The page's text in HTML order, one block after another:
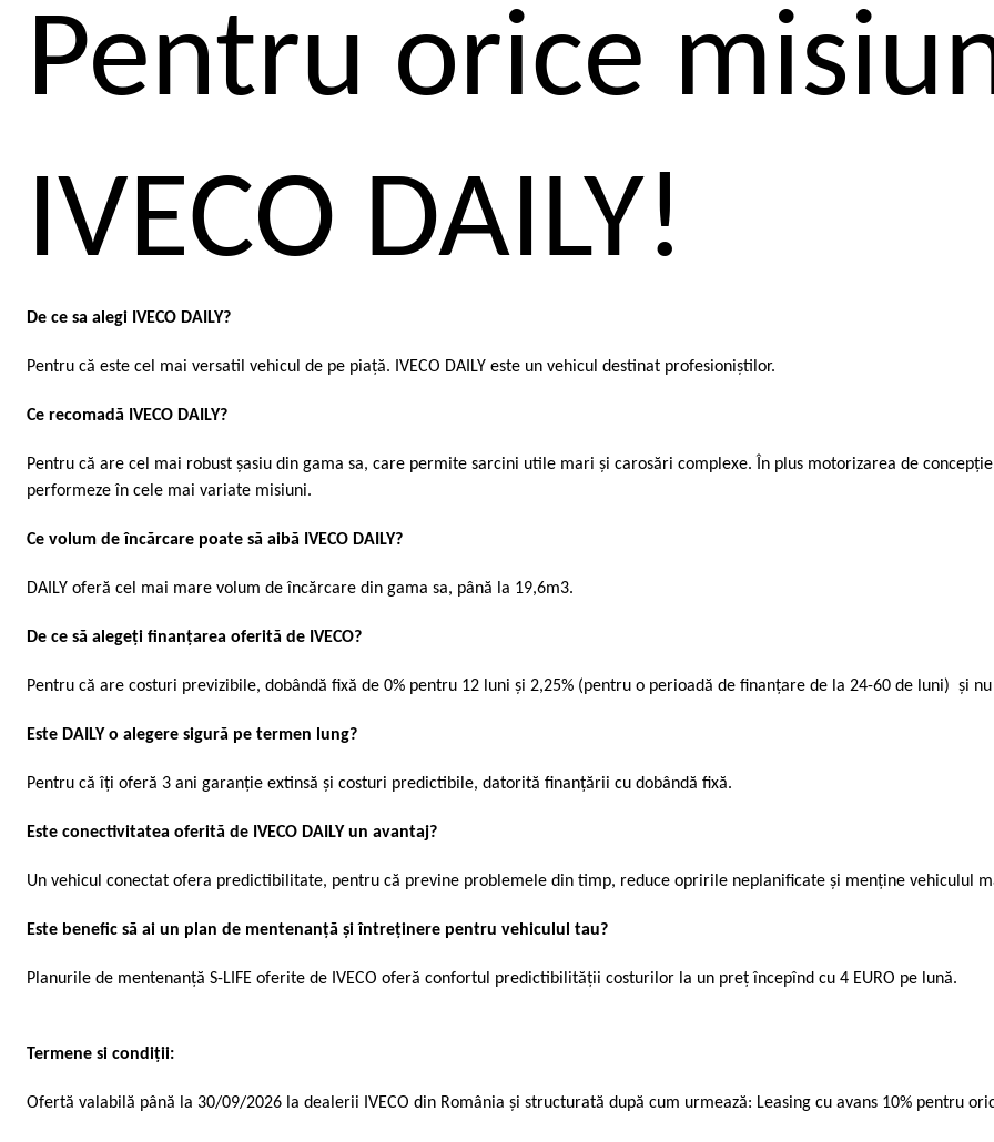
Pentru orice
IVECO DAILY!
De ce sa alegi IVECO DAILY?
Pentru că este cel mai versatil vehicul de pe piață. IVECO DAILY este un vehicul destinat profesioniștilor.
Ce recomadă IVECO DAILY?
Pentru că are cel mai robust șasiu din gama sa, care permite sarcini utile mari și carosări complexe. În plus motorizarea de
performeze în cele mai variate misiuni.
Ce volum de încărcare poate să aibă IVECO DAILY?
DAILY oferă cel mai mare volum de încărcare din gama sa, până la 19,6m3.
De ce să alegeți finanțarea oferită de IVECO?
Pentru că are costuri previzibile, dobândă fixă de 0% pentru 12 luni și 2,25% (pentru o perioadă de finanțare de la 24-60 de luni) și
Este DAILY o alegere sigură pe termen lung?
Pentru că îți oferă 3 ani garanție extinsă și costuri predictibile, datorită finanțării cu dobândă fixă.
Este conectivitatea oferită de IVECO DAILY un avantaj?
Un vehicul conectat ofera predictibilitate, pentru că previne problemele din timp, reduce opririle neplanificate și menține vehiculul
Este benefic să ai un plan de mentenanță și întreținere pentru vehiculul tau?
Planurile de mentenanță S-LIFE oferite de IVECO oferă confortul predictibilității costurilor la un preț începînd cu 4 EURO pe lună.
Termene si condiții:
Ofertă valabilă până la 30/09/2026 la dealerii IVECO din România și structurată după cum urmează: Leasing cu avans 10% pentru